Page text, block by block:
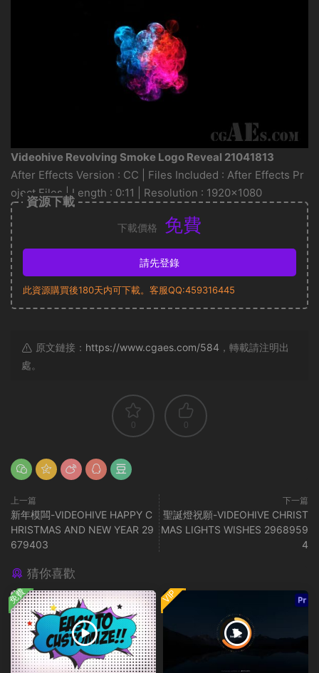
Videohive Revolving Smoke Logo Reveal 21041813
After Effects Version : CC | Files Included : After Effects Pr
oject Files | Length : 0:11 | Resolution : 1920×1080
資源下載
下載價格 免費
請先登錄
此資源購買後180天内可下載。客服QQ:459316445
原文鏈接： https://www.cgaes.com/584 ，轉載請注明出
處。
0 0
上一篇
新年模闆-VIDEOHIVE HAPPY C
HRISTMAS AND NEW YEAR 29
679403
下一篇
聖誕燈祝願-VIDEOHIVE CHRIST
MAS LIGHTS WISHES 2968959
4
猜你喜歡
免費 VIP